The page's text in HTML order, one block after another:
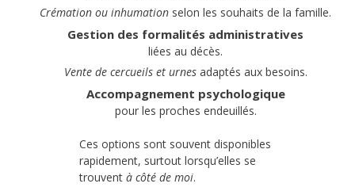
Crémation ou inhumation selon les souhaits de la famille.
Gestion des formalités administratives
liées au décès.
Vente de cercueils et urnesadaptés aux besoins.
Accompagnement psychologique
pour les proches endeuillés.
Ces options sont souvent disponibles
rapidement, surtout lorsqu’elles se
trouvent à côté de moi.